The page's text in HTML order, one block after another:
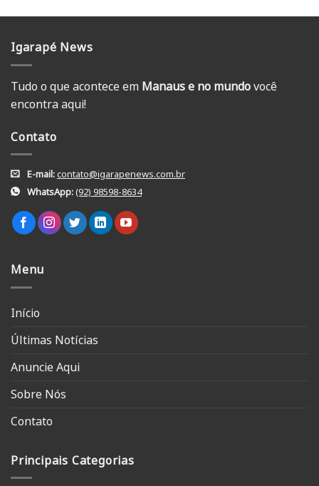
Igarapé News
Tudo o que acontece em Manaus e no mundovocê
encontra aqui!
Contato
E-mail:contato@igarapenews.com.br
WhatsApp:(92) 98598-8634
Menu
Início
Últimas Notícias
Anuncie Aqui
Sobre Nós
Contato
Principais Categorias